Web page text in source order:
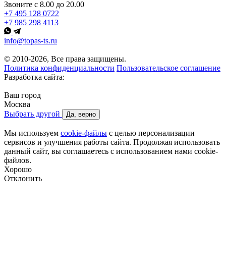
Звоните с 8.00 до 20.00
+7 495 128 0722
+7 985 298 4113
info@topas-ts.ru
© 2010-2026, Все права защищены.
Политика конфиденциальности Пользовательское соглашение
Разработка сайта:
Ваш город
Москва
Выбрать другой
Да, верно
Мы используем cookie-файлы с целью персонализации
сервисов и улучшения работы сайта. Продолжая использовать
данный сайт, вы соглашаетесь с использованием нами cookie-
файлов.
Хорошо
Отклонить